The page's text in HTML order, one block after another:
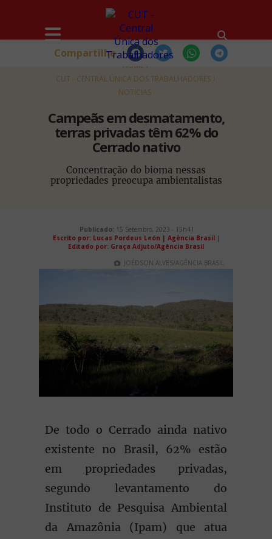
HOME
CUT - CENTRAL ÚNICA DOS TRABALHADORES
NOTÍCIAS
Campeãs em desmatamento,
terras privadas têm 62% do
Cerrado nativo
Concentração do bioma nessas
propriedades preocupa ambientalistas
Compartilhe
Publicado: 15 Setembro, 2023 - 15h41
Escrito por: Lucas Pordeus León | Agência Brasil|
Editado por: Graça Adjuto/Agência Brasil
JOÉDSON ALVES/AGÊNCIA BRASIL
De todo o Cerrado ainda nativo
existente no Brasil, 62% estão
em propriedades privadas,
segundo levantamento do
Instituto de Pesquisa Ambiental
da Amazônia (Ipam) que atua